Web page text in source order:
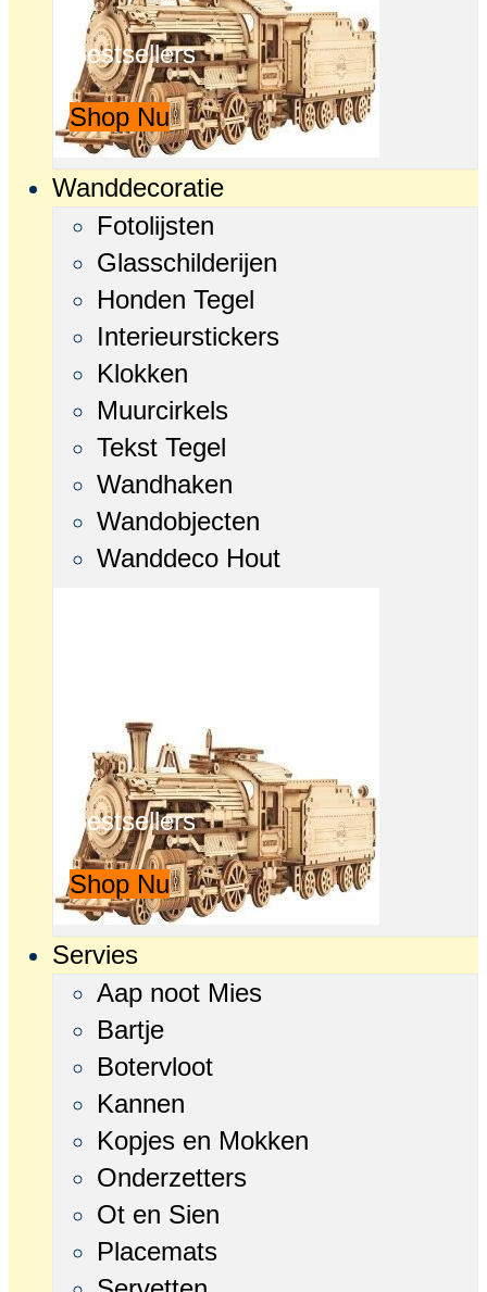
Bestsellers
Shop Nu
Wanddecoratie
Fotolijsten
Glasschilderijen
Honden Tegel
Interieurstickers
Klokken
Muurcirkels
Tekst Tegel
Wandhaken
Wandobjecten
Wanddeco Hout
Bestsellers
Shop Nu
Servies
Aap noot Mies
Bartje
Botervloot
Kannen
Kopjes en Mokken
Onderzetters
Ot en Sien
Placemats